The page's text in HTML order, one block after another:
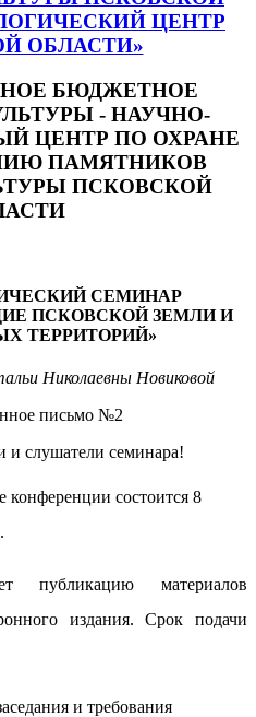
ЦЕНТР
ОБЛАСТИ»
БЮДЖЕТНОЕ
- НАУЧНО-
ЦЕНТР ПО ОХРАНЕ
ПАМЯТНИКОВ
ПСКОВСКОЙ
СЕМИНАР
ПСКОВСКОЙ ЗЕМЛИ И
ТЕРРИТОРИЙ»
Николаевны Новиковой
письмо №2
и слушатели семинара!
конференции состоится 8
публикацию материалов
издания. Срок подачи
и требования